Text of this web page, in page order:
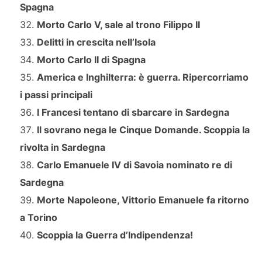
Spagna
Morto Carlo V, sale al trono Filippo II
Delitti in crescita nell’Isola
Morto Carlo II di Spagna
America e Inghilterra: è guerra. Ripercorriamo
i passi principali
I Francesi tentano di sbarcare in Sardegna
Il sovrano nega le Cinque Domande. Scoppia la
rivolta in Sardegna
Carlo Emanuele IV di Savoia nominato re di
Sardegna
Morte Napoleone, Vittorio Emanuele fa ritorno
a Torino
Scoppia la Guerra d’Indipendenza!